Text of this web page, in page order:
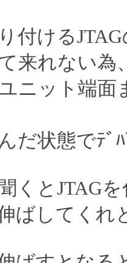
付ける
来れない為
ニット端面
だ状態でﾃﾞ
くとJTAG
ばしてくれ